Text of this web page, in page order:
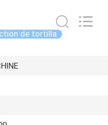
de tortilla